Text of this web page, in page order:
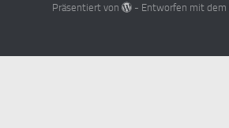
Präsentiert von - Entworfen mit dem